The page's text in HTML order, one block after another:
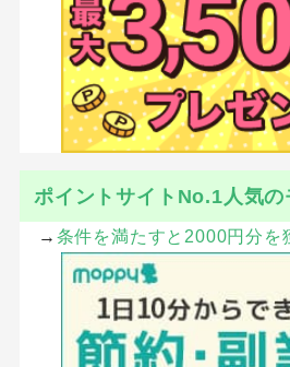
ポイントサイトNo.1人気の
→ 条件を満たすと2000円分を